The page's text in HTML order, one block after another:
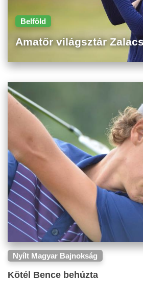
Belföld
Amatőr világsztár
Nyílt Magyar Bajnokság
Kötél Bence behúzta